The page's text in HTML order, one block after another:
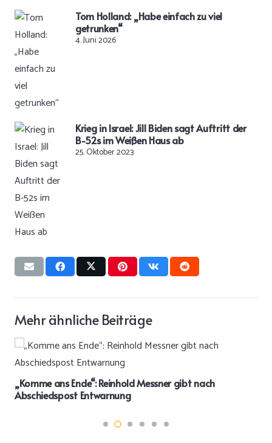
Tom Holland: „Habe einfach zu viel
getrunken“
4. Juni 2026
Krieg in Israel: Jill Biden sagt Auftritt der
B-52s im Weißen Haus ab
25. Oktober 2023
Mehr ähnliche Beiträge
„Komme ans Ende“: Reinhold Messner gibt nach
Abschiedspost Entwarnung